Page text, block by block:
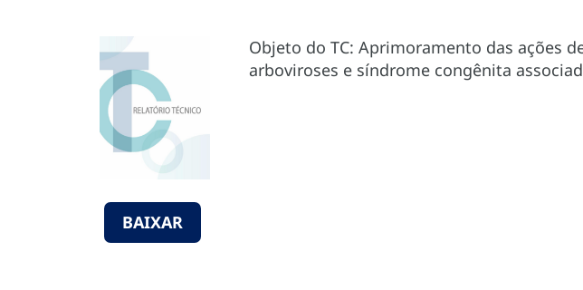
BAIXAR
Objeto do TC: Aprimoramento das ações
arboviroses e síndrome congênita